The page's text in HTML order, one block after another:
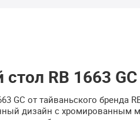
RB 1663
GC от тайваньского бренда
дизайн с